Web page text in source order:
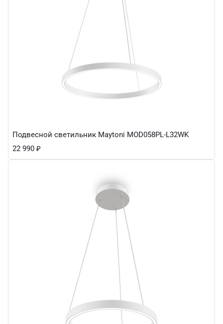
Подвесной светильник Maytoni MOD058PL-L32WK
22 990 ₽